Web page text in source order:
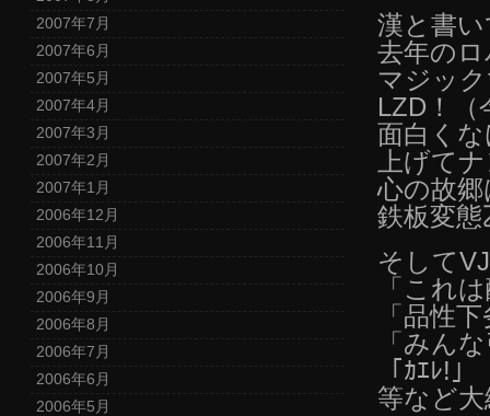
2007年7月
2007年6月
2007年5月
2007年4月
2007年3月
2007年2月
2007年1月
2006年12月
2006年11月
2006年10月
2006年9月
2006年8月
2006年7月
2006年6月
2006年5月
漢と書
去年の
マジッ
LZD！（
面白く
上げて
心の故
鉄板変態
そして
「これ
「品性
「みん
「ｶｴﾚ!」
等など